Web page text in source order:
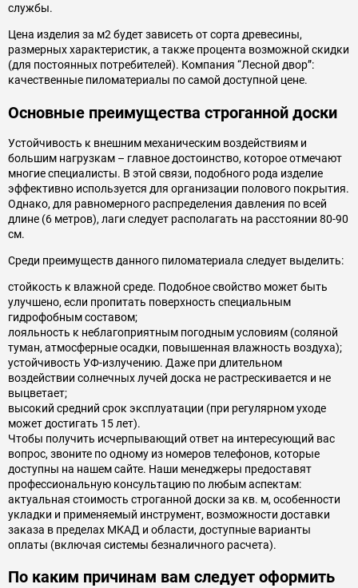
службы.
Цена изделия за м2 будет зависеть от сорта древесины,
размерных характеристик, а также процента возможной скидки
(для постоянных потребителей). Компания “Лесной двор”:
качественные пиломатериалы по самой доступной цене.
Основные преимущества строганной доски
Устойчивость к внешним механическим воздействиям и
большим нагрузкам – главное достоинство, которое отмечают
многие специалисты. В этой связи, подобного рода изделие
эффективно используется для организации полового покрытия.
Однако, для равномерного распределения давления по всей
длине (6 метров), лаги следует располагать на расстоянии 80-90
см.
Среди преимуществ данного пиломатериала следует выделить:
стойкость к влажной среде. Подобное свойство может быть
улучшено, если пропитать поверхность специальным
гидрофобным составом;
лояльность к неблагоприятным погодным условиям (соляной
туман, атмосферные осадки, повышенная влажность воздуха);
устойчивость УФ-излучению. Даже при длительном
воздействии солнечных лучей доска не растрескивается и не
выцветает;
высокий средний срок эксплуатации (при регулярном уходе
может достигать 15 лет).
Чтобы получить исчерпывающий ответ на интересующий вас
вопрос, звоните по одному из номеров телефонов, которые
доступны на нашем сайте. Наши менеджеры предоставят
профессиональную консультацию по любым аспектам:
актуальная стоимость строганной доски за кв. м, особенности
укладки и применяемый инструмент, возможности доставки
заказа в пределах МКАД и области, доступные варианты
оплаты (включая системы безналичного расчета).
По каким причинам вам следует оформить